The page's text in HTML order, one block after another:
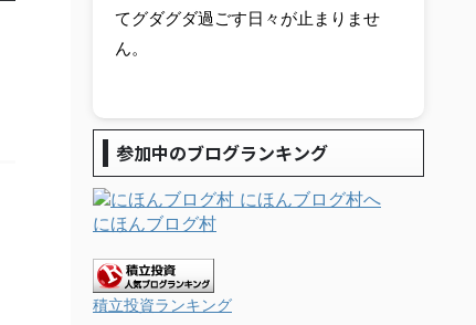
てグダグダ過ごす日々が止まりませ
ん。
参加中のブログランキング
にほんブログ村
積立投資ランキング